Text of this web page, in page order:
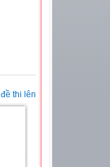
thi lên